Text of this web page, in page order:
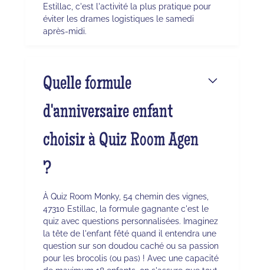
Estillac, c'est l'activité la plus pratique pour
éviter les drames logistiques le samedi
après-midi.
Quelle formule
d'anniversaire enfant
choisir à Quiz Room Agen
?
À Quiz Room Monky, 54 chemin des vignes,
47310 Estillac, la formule gagnante c'est le
quiz avec questions personnalisées. Imaginez
la tête de l'enfant fêté quand il entendra une
question sur son doudou caché ou sa passion
pour les brocolis (ou pas) ! Avec une capacité